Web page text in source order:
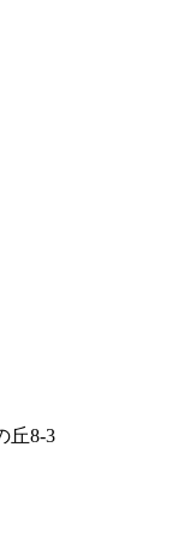
丘8-3